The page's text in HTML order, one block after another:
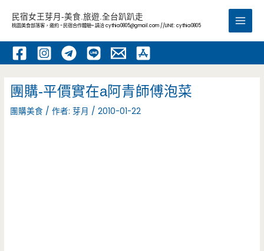
內
民宿女王芽月-美食.旅遊.全台趴趴走
桃園美食部落客，邀約 -民宿合作體驗~ 請洽cythia0805@gmail.com //LINE: cythia0805
Main
團購-平價實在a阿青師傅泡菜
團購美食 / 作者:芽月 /2010-01-22